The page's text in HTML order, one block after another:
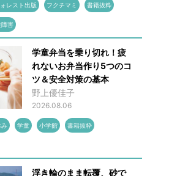
レスト出版 フクチマミ 書籍抜粋
害
学童弁当を乗り切れ！疲
れないお弁当作り5つのコ
ツ＆安全対策の基本
野上優佳子
2026.08.06
み 学童 小学館 書籍抜粋
浮き輪のまま転覆、砂で